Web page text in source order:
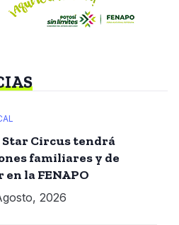
Star Circus tendrá
familiares y de
la FENAPO
2026